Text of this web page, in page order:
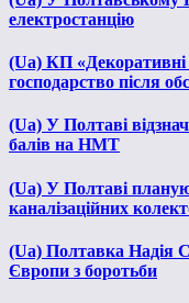
електростанцію
(Ua) КП «Декоративні
господарство після
(Ua) У Полтаві
балів на НМТ
(Ua) У Полтаві
каналізаційних
(Ua) Полтавка Надія
Європи з боротьби